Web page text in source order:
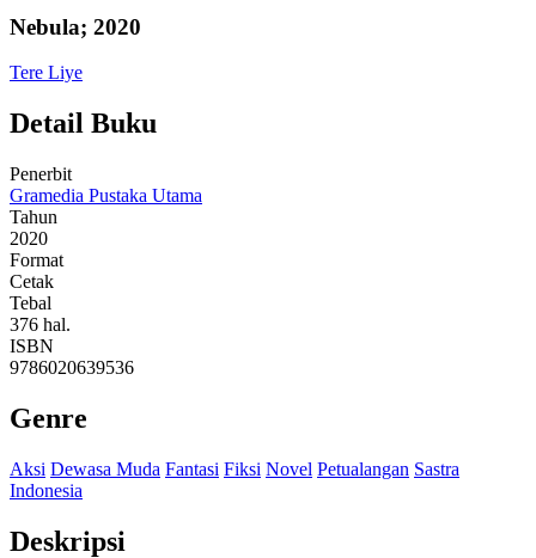
Nebula; 2020
Tere Liye
Detail Buku
Penerbit
Gramedia Pustaka Utama
Tahun
2020
Format
Cetak
Tebal
376 hal.
ISBN
9786020639536
Genre
Aksi Dewasa Muda Fantasi Fiksi Novel Petualangan Sastra
Indonesia
Deskripsi